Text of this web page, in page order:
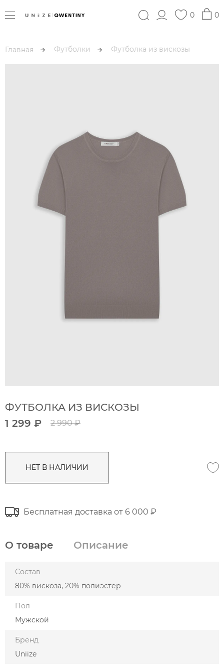
0 0
Главная Футболки Футболка из вискозы
ФУТБОЛКА ИЗ ВИСКОЗЫ
1 299 ₽
2 990 ₽
НЕТ В НАЛИЧИИ
Бесплатная доставка от 6 000 ₽
О товаре Описание
Состав
80% вискоза, 20% полиэстер
Пол
Мужской
Бренд
Uniize